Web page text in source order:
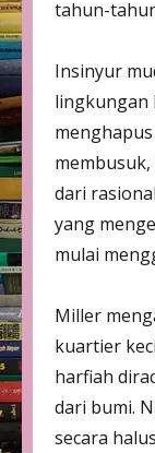
tahun-
Insinyur
lingkungan
dari
yang
mulai
Miller
kuartier
harfiah
dari bumi.
secara